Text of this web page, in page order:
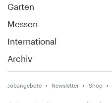
Garten
Messen
International
Archiv
Jobangebote Newsletter Shop